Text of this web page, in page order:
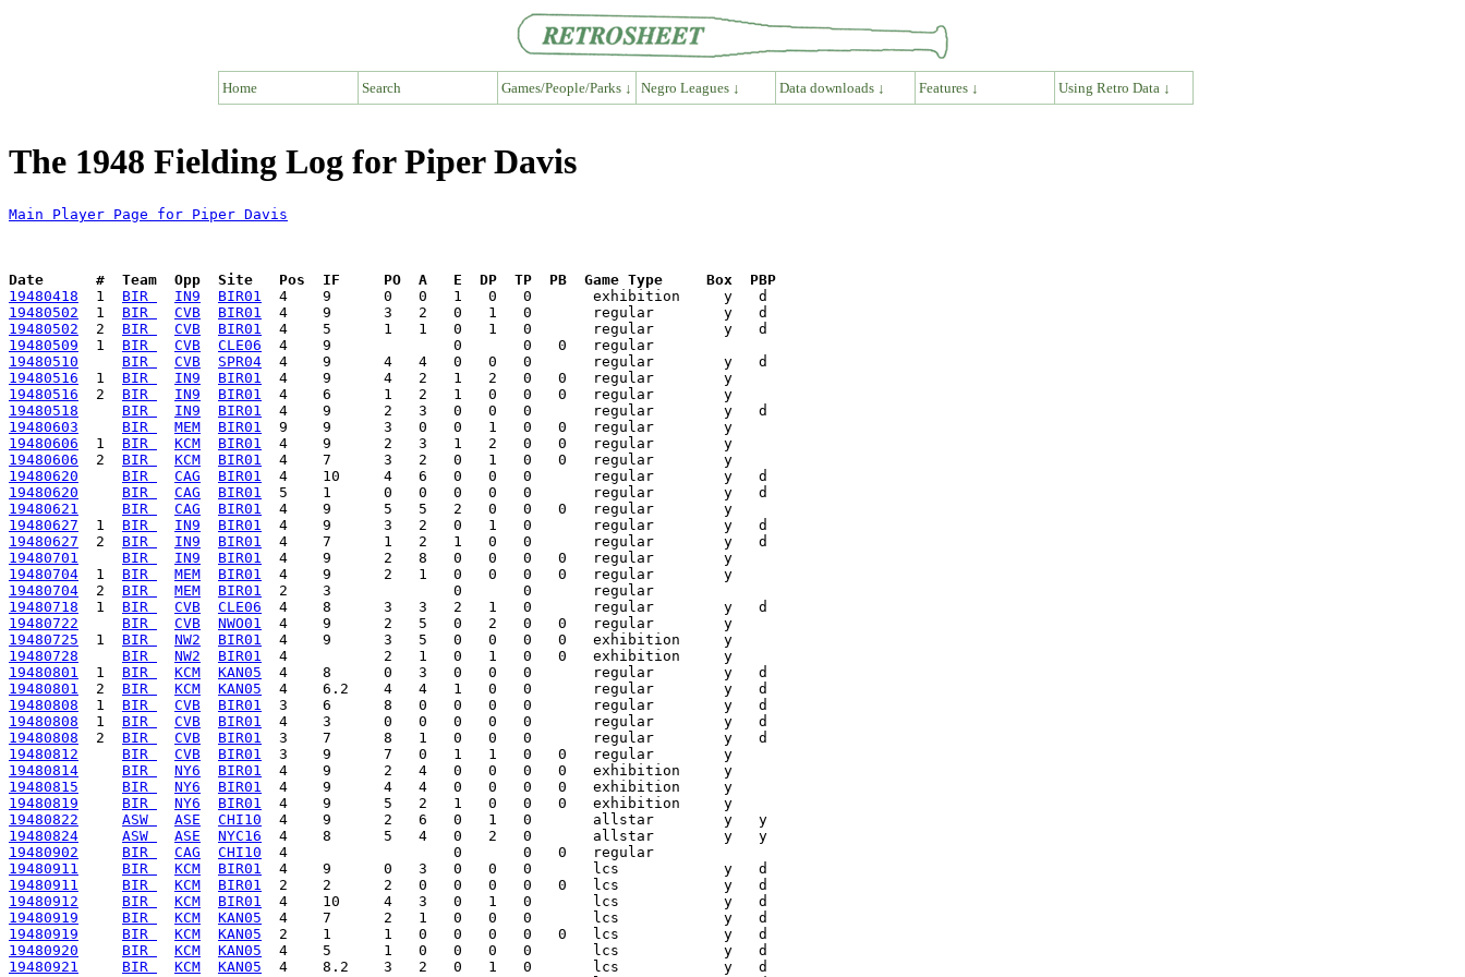
Home Search Games/People/Parks ↓ Negro Leagues ↓ Data downloads ↓ Features ↓ Using Retro Data ↓
The 1948 Fielding Log for Piper Davis
Main Player Page for Piper Davis
Date      #  Team  Opp  Site   Pos  IF     PO  A   E  DP  TP  PB  Game Type     Box  PBP
19480418
  1
BIR IN9 BIR01
19480502
  1
BIR CVB BIR01
19480502
  2
BIR CVB BIR01
19480509
  1
BIR CVB CLE06
19480510
BIR CVB SPR04
19480516
  1
BIR IN9 BIR01
19480516
  2
BIR IN9 BIR01
19480518
BIR IN9 BIR01
19480603
BIR MEM BIR01
19480606
  1
BIR KCM BIR01
19480606
  2
BIR KCM BIR01
19480620
BIR CAG BIR01
19480620
BIR CAG BIR01
19480621
BIR CAG BIR01
19480627
  1
BIR IN9 BIR01
19480627
  2
BIR IN9 BIR01
19480701
BIR IN9 BIR01
19480704
  1
BIR MEM BIR01
19480704
  2
BIR MEM BIR01
19480718
  1
BIR CVB CLE06
19480722
BIR CVB NWO01
19480725
  1
BIR NW2 BIR01
19480728
BIR NW2 BIR01
19480801
  1
BIR KCM KAN05
19480801
  2
BIR KCM KAN05
19480808
  1
BIR CVB BIR01
19480808
  1
BIR CVB BIR01
19480808
  2
BIR CVB BIR01
19480812
BIR CVB BIR01
19480814
BIR NY6 BIR01
19480815
BIR NY6 BIR01
19480819
BIR NY6 BIR01
19480822
ASW ASE CHI10
19480824
ASW ASE NYC16
19480902
BIR CAG CHI10
19480911
BIR KCM BIR01
19480911
BIR KCM BIR01
19480912
BIR KCM BIR01
19480919
BIR KCM KAN05
19480919
BIR KCM KAN05
19480920
BIR KCM KAN05
19480921
BIR KCM KAN05